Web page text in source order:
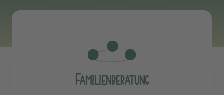
Familienberatung